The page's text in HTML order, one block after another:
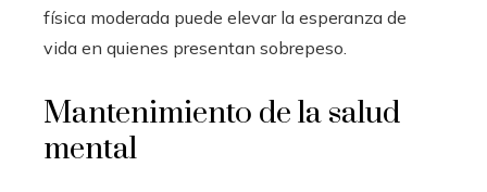
física moderada puede elevar la esperanza de
vida en quienes presentan sobrepeso.
Mantenimiento de la salud
mental